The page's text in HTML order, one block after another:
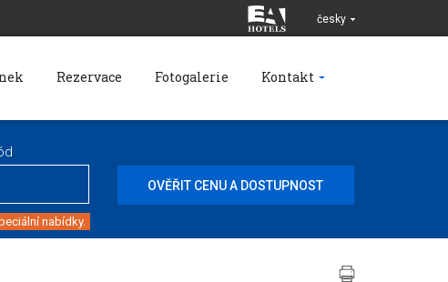
česky
Rezervace Fotogalerie Kontakt
nabídky.